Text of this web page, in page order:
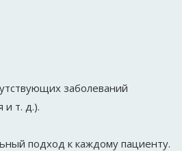
заболеваний
и т. д.).
подход к каждому пациенту.